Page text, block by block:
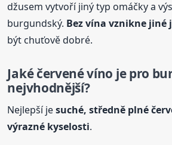
džusem vytvoří jiný typ omáčky a
burgundský. Bez vína vznikne jiné
být chuťově dobré.
Jaké červené víno je pro
nejvhodnější?
Nejlepší jesuché, středně plné
výrazné kyselosti.